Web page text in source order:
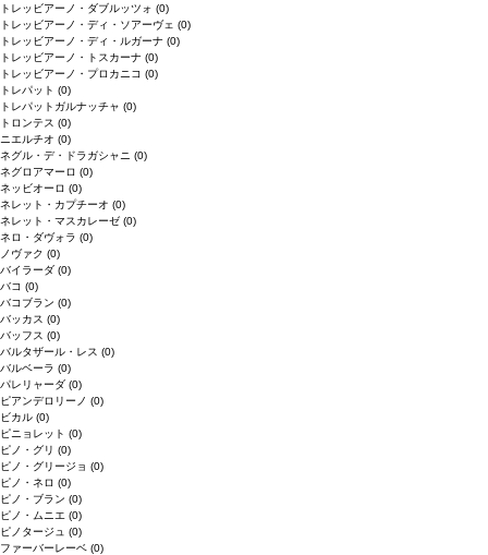
トレッビアーノ・ダブルッツォ (0)
トレッビアーノ・ディ・ソアーヴェ (0)
トレッビアーノ・ディ・ルガーナ (0)
トレッビアーノ・トスカーナ (0)
トレッビアーノ・プロカニコ (0)
トレパット (0)
トレパットガルナッチャ (0)
トロンテス (0)
ニエルチオ (0)
ネグル・デ・ドラガシャニ (0)
ネグロアマーロ (0)
ネッビオーロ (0)
ネレット・カプチーオ (0)
ネレット・マスカレーゼ (0)
ネロ・ダヴォラ (0)
ノヴァク (0)
バイラーダ (0)
バコ (0)
バコブラン (0)
バッカス (0)
バッフス (0)
バルタザール・レス (0)
バルベーラ (0)
パレリャーダ (0)
ピアンデロリーノ (0)
ビカル (0)
ピニョレット (0)
ピノ・グリ (0)
ピノ・グリージョ (0)
ピノ・ネロ (0)
ピノ・ブラン (0)
ピノ・ムニエ (0)
ピノタージュ (0)
ファーバーレーベ (0)